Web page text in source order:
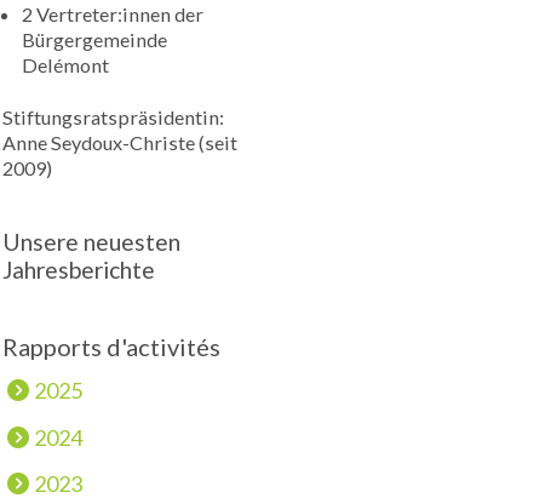
2 Vertreter:innen der
Bürgergemeinde
Delémont
Stiftungsratspräsidentin:
Anne Seydoux-Christe (seit
2009)
Unsere neuesten
Jahresberichte
Rapports d'activités
2025
2024
2023